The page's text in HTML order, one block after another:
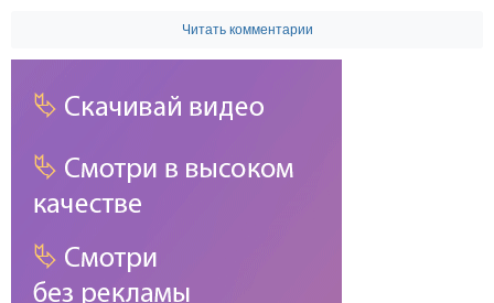
Читать комментарии